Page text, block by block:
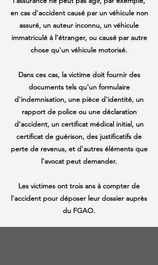
en cas d'accident causé par un véhicule non
assuré, un auteur inconnu, un véhicule
immatriculé à l'étranger, ou causé par autre
chose qu'un véhicule motorisé.
Dans ces cas, la victime doit fournir des
documents tels qu'un formulaire
d'indemnisation, une pièce d'identité, un
rapport de police ou une déclaration
d'accident, un certificat médical initial, un
certificat de guérison, des justificatifs de
perte de revenus, et d'autres éléments que
l'avocat peut demander.
Les victimes ont trois ans à compter de
l'accident pour déposer leur dossier auprès
du FGAO.